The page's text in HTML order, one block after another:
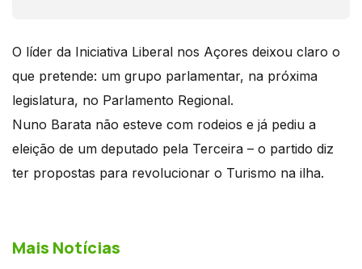
O líder da Iniciativa Liberal nos Açores deixou claro o
que pretende: um grupo parlamentar, na próxima
legislatura, no Parlamento Regional.
Nuno Barata não esteve com rodeios e já pediu a
eleição de um deputado pela Terceira – o partido diz
ter propostas para revolucionar o Turismo na ilha.
Mais Notícias